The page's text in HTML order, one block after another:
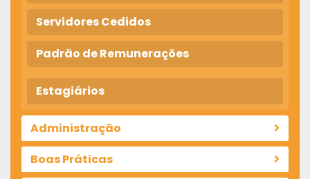
Servidores Cedidos
Padrão de Remunerações
Estagiários
Administração
Boas Práticas